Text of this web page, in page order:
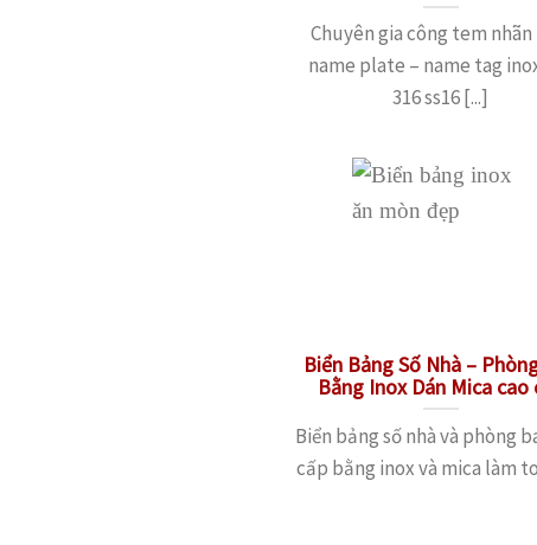
Chuyên gia công tem nhãn
name plate – name tag
316 ss16 [...]
Biển Bảng Số Nhà –
Bằng Inox Dán Mica cao
Biển bảng số nhà và phòng
cấp bằng inox và mica làm